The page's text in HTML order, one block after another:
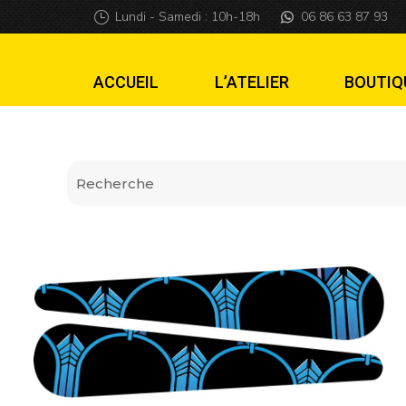
Stickers finger
Lundi - Samedi : 10h-18h 06 86 63 87 93
ACCUEIL L’ATELIER